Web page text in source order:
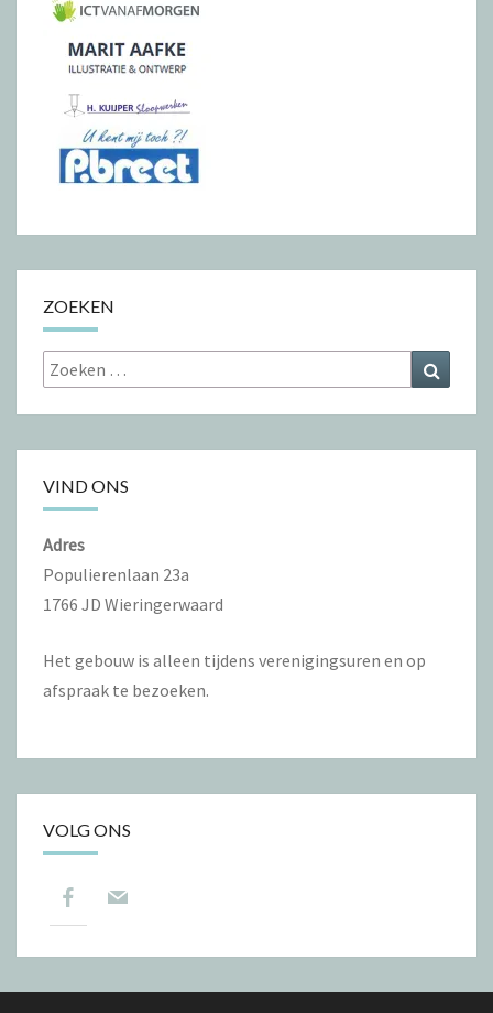
ZOEKEN
Zoeken
naar:
VIND ONS
Adres
Populierenlaan 23a
1766 JD Wieringerwaard
Het gebouw is alleen tijdens verenigingsuren en op
afspraak te bezoeken.
VOLG ONS